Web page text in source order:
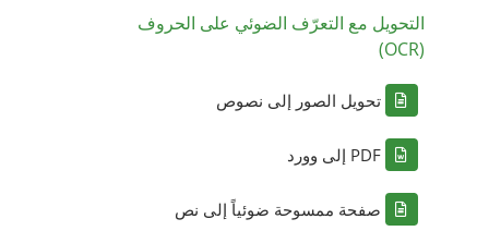
التحويل مع التعرّف الضوئي على الحروف
(OCR)
تحويل الصور إلى نصوص
PDF إلى وورد
صفحة ممسوحة ضوئياً إلى نص